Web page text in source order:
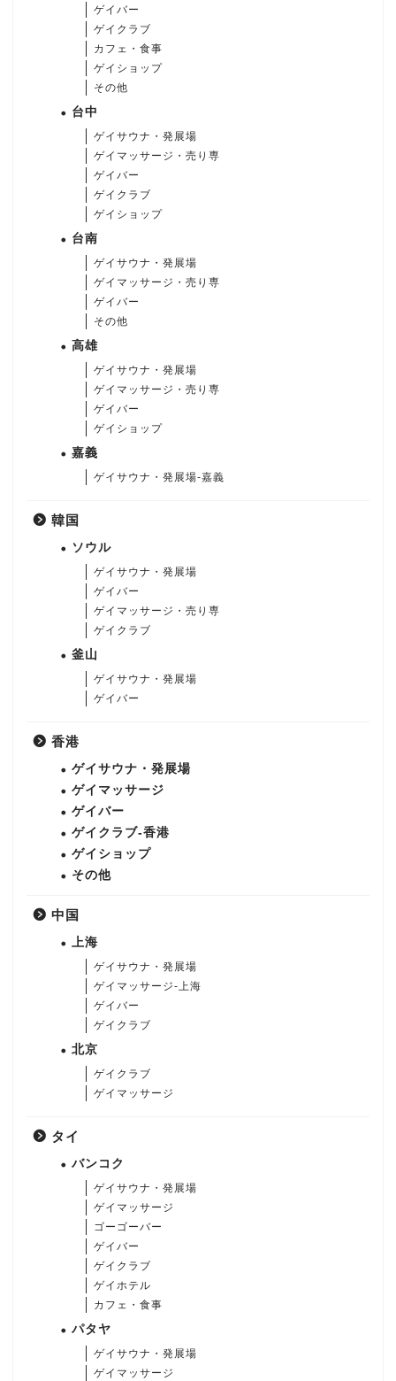
ゲイバー
ゲイクラブ
カフェ・食事
ゲイショップ
その他
台中
ゲイサウナ・発展場
ゲイマッサージ・売り専
ゲイバー
ゲイクラブ
ゲイショップ
台南
ゲイサウナ・発展場
ゲイマッサージ・売り専
ゲイバー
その他
高雄
ゲイサウナ・発展場
ゲイマッサージ・売り専
ゲイバー
ゲイショップ
嘉義
ゲイサウナ・発展場-嘉義
韓国
ソウル
ゲイサウナ・発展場
ゲイバー
ゲイマッサージ・売り専
ゲイクラブ
釜山
ゲイサウナ・発展場
ゲイバー
香港
ゲイサウナ・発展場
ゲイマッサージ
ゲイバー
ゲイクラブ-香港
ゲイショップ
その他
中国
上海
ゲイサウナ・発展場
ゲイマッサージ-上海
ゲイバー
ゲイクラブ
北京
ゲイクラブ
ゲイマッサージ
タイ
バンコク
ゲイサウナ・発展場
ゲイマッサージ
ゴーゴーバー
ゲイバー
ゲイクラブ
ゲイホテル
カフェ・食事
パタヤ
ゲイサウナ・発展場
ゲイマッサージ